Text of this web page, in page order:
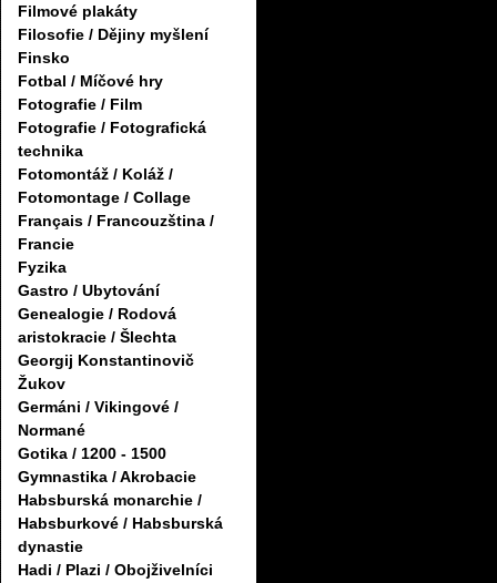
Filmové plakáty
Filosofie / Dějiny myšlení
Finsko
Fotbal / Míčové hry
Fotografie / Film
Fotografie / Fotografická
technika
Fotomontáž / Koláž /
Fotomontage / Collage
Français / Francouzština /
Francie
Fyzika
Gastro / Ubytování
Genealogie / Rodová
aristokracie / Šlechta
Georgij Konstantinovič
Žukov
Germáni / Vikingové /
Normané
Gotika / 1200 - 1500
Gymnastika / Akrobacie
Habsburská monarchie /
Habsburkové / Habsburská
dynastie
Hadi / Plazi / Obojživelníci